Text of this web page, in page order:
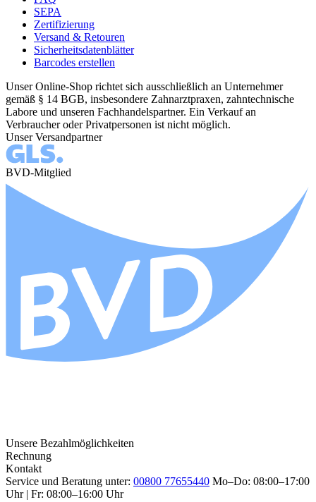
SEPA
Zertifizierung
Versand & Retouren
Sicherheitsdatenblätter
Barcodes erstellen
Unser Online-Shop richtet sich ausschließlich an Unternehmer
gemäß § 14 BGB, insbesondere Zahnarztpraxen, zahntechnische
Labore und unseren Fachhandelspartner. Ein Verkauf an
Verbraucher oder Privatpersonen ist nicht möglich.
Unser Versandpartner
BVD-Mitglied
Unsere Bezahlmöglichkeiten
Rechnung
Kontakt
Service und Beratung unter: 00800 77655440 Mo–Do: 08:00–17:00
Uhr | Fr: 08:00–16:00 Uhr